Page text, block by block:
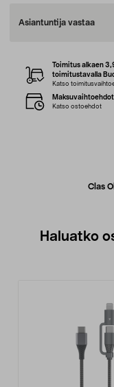
Asiantuntija vastaa
Clas
Toimitus alkaen
toimitustavalla
Katso
Maksuvaihtoehdot
Katso ostoehdot
Haluatko